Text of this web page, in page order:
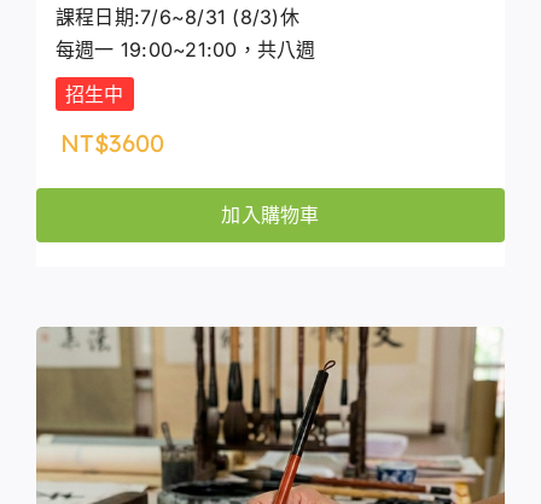
課程日期:7/6~8/31 (8/3)休
每週一 19:00~21:00，共八週
招生中
NT$3600
加入購物車